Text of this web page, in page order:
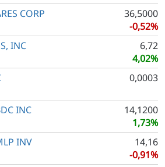
CORP
36,5000
-0,52%
INC
6,72
4,02%
0,0003
INC
14,1200
1,73%
INV
14,16
-0,91%